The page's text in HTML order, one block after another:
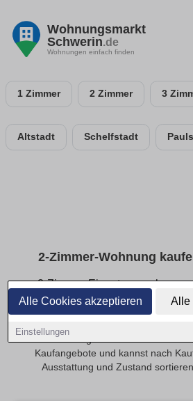
Alle Cookies akzeptieren Alle
Einstellungen
Wohnungsmarkt
Schwerin.de
Wohnungen einfach finden
1 Zimmer 2 Zimmer 3
Altstadt Schelfstadt
2-Zimmer-Wohnung
2-Zimmer-
Kriterien
Wohnungsmarkt-Schwerin.de
Kaufangebote und kannst nach
Ausstattung und Zustand